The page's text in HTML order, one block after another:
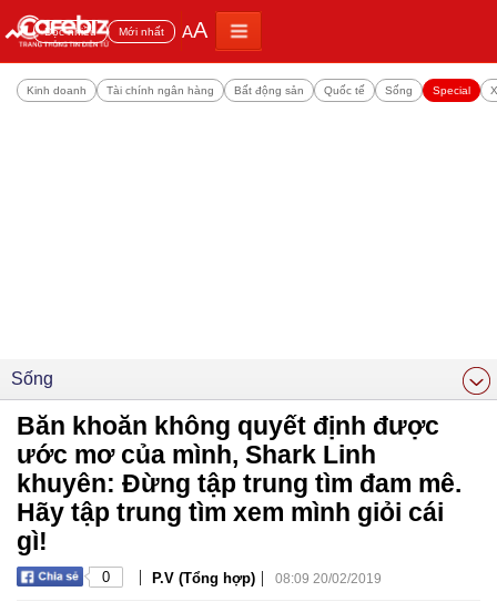
Đọc nhiều Mới nhất AA
Kinh doanh Tài chính ngân hàng Bất động sản Quốc tế Sống Special
Sống
Băn khoăn không quyết định được
ước mơ của mình, Shark Linh
khuyên: Đừng tập trung tìm đam mê.
Hãy tập trung tìm xem mình giỏi cái
gì!
0 | P.V (Tổng hợp) | 08:09 20/02/2019